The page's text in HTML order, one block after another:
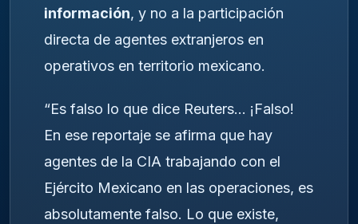
información, y no a la participación
directa de agentes extranjeros en
operativos en territorio mexicano.
“Es falso lo que dice Reuters… ¡Falso!
En ese reportaje se afirma que hay
agentes de la CIA trabajando con el
Ejército Mexicano en las operaciones, es
absolutamente falso. Lo que existe,